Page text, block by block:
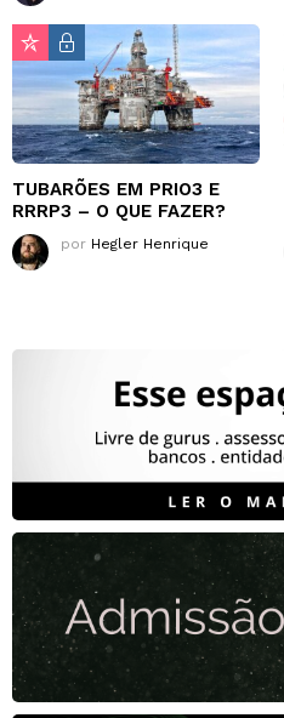
TUBARÕES EM PRIO3 E
RRRP3 – O QUE FAZER?
por Hegler Henrique